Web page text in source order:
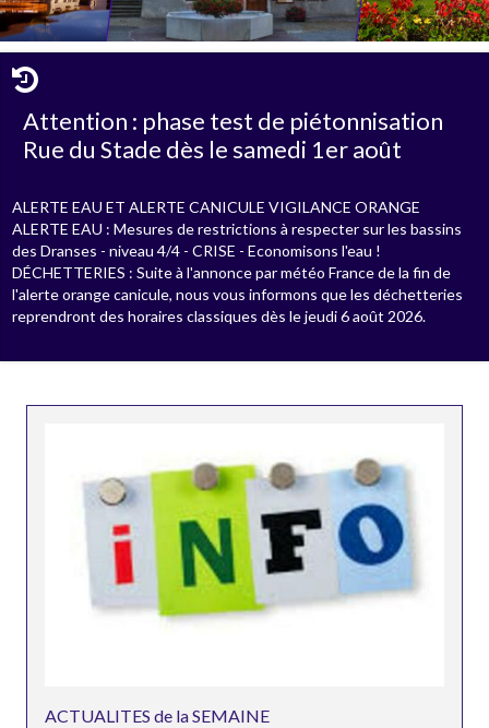
Attention : phase test de piétonnisation
Rue du Stade dès le samedi 1er août
ALERTE EAU ET ALERTE CANICULE VIGILANCE ORANGE
ALERTE EAU : Mesures de restrictions à respecter sur les bassins
des Dranses - niveau 4/4 - CRISE - Economisons l'eau !
DÉCHETTERIES : Suite à l'annonce par météo France de la fin de
l'alerte orange canicule, nous vous informons que les déchetteries
reprendront des horaires classiques dès le jeudi 6 août 2026.
ACTUALITES de la SEMAINE